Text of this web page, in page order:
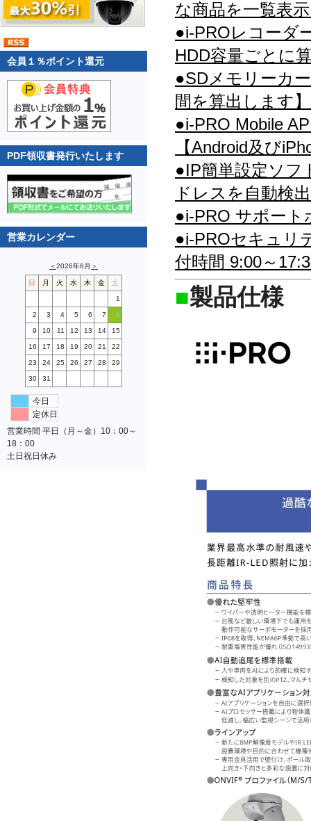
会員１％ポイント還元
PDF領収書発行いたします
営業カレンダー
＜2026年8月 ＞
日 月 火 水 木 金 土
1
2 3 4 5 6 7 8
9 10 11 12 13 14 15
16 17 18 19 20 21 22
23 24 25 26 27 28 29
30 31
今日
定休日
営業時間 平日（月～金）10：00～
18：00
土日祝日休み
な商品を一覧表
●i-PROレコーダ
HDD容量ごとに
●SDメモリーカ
間を算出します】
●i-PRO Mobile
【Android及び
●IP簡単設定ソ
ドレスを自動検
●i-PRO サポート
●i-PROセキュリ
付時間 9:00～
■製品仕様